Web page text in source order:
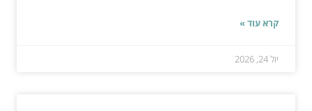
קרא עוד »
יול 24, 2026